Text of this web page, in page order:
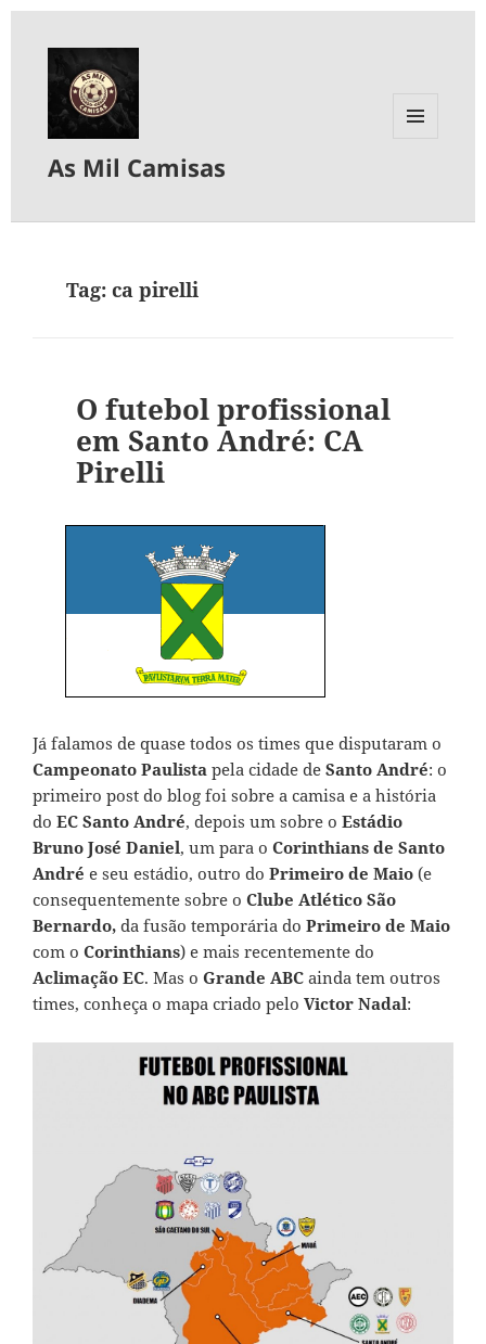
As Mil Camisas
Tag:ca pirelli
O futebol profissional
em Santo André: CA
Pirelli
Já falamos de quase todos os times que disputaram o
Campeonato Paulista pela cidade de Santo André: o
primeiro post do blog foi sobre a camisa e a história
do EC Santo André, depois um sobre o Estádio
Bruno José Daniel, um para o Corinthians de Santo
André e seu estádio, outro do Primeiro de Maio (e
consequentemente sobre o Clube Atlético São
Bernardo, da fusão temporária do Primeiro de Maio
com o Corinthians) e mais recentemente do
Aclimação EC. Mas o Grande ABC ainda tem outros
times, conheça o mapa criado pelo Victor Nadal: